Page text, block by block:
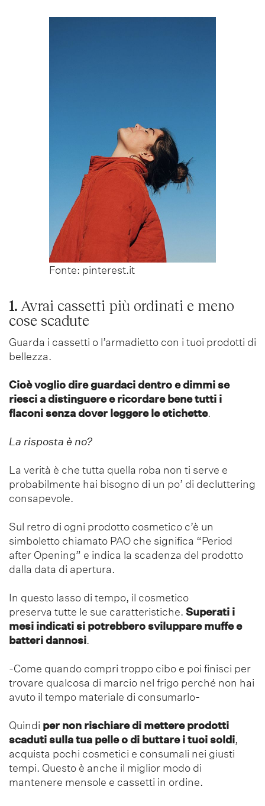
Fonte: pinterest.it
1. Avrai cassetti più ordinati e meno
cose scadute
Guarda i cassetti o l’armadietto con i tuoi prodotti di
bellezza.
Cioè voglio dire guardaci dentro e dimmi se
riesci a distinguere e ricordare bene tutti i
flaconi senza dover leggere le etichette.
La risposta è no?
La verità è che tutta quella roba non ti serve e
probabilmente hai bisogno di un po’ di decluttering
consapevole.
Sul retro di ogni prodotto cosmetico c’è un
simboletto chiamato PAO che significa “Period
after Opening” e indica la scadenza del prodotto
dalla data di apertura.
In questo lasso di tempo, il cosmetico
preserva tutte le sue caratteristiche. Superati i
mesi indicati si potrebbero sviluppare muffe e
batteri dannosi.
-Come quando compri troppo cibo e poi finisci per
trovare qualcosa di marcio nel frigo perché non hai
avuto il tempo materiale di consumarlo-
Quindi per non rischiare di mettere prodotti
scaduti sulla tua pelle o di buttare i tuoi soldi,
acquista pochi cosmetici e consumali nei giusti
tempi. Questo è anche il miglior modo di
mantenere mensole e cassetti in ordine.